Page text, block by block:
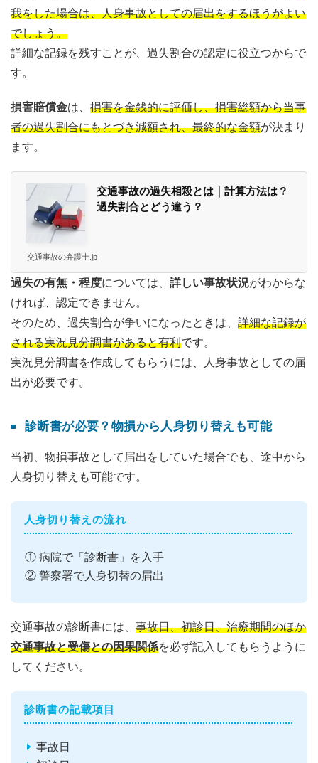
我をした場合は、人身事故としての届出をするほうがよい
でしょう。
詳細な記録を残すことが、過失割合の認定に役立つからで
す。
損害賠償金は、 損害を金銭的に評価し、損害総額から当事
者の過失割合にもとづき減額され、最終的な金額が決まり
ます。
交通事故の過失相殺とは｜計算方法は？
過失割合とどう違う？
交通事故の弁護士.jp
過失の有無・程度については、 詳しい事故状況がわからな
ければ、認定できません。
そのため、過失割合が争いになったときは、 詳細な記録が
される実況見分調書があると有利です。
実況見分調書を作成してもらうには、人身事故としての届
出が必要です。
診断書が必要？物損から人身切り替えも可能
当初、物損事故として届出をしていた場合でも、途中から
人身切り替えも可能です。
人身切り替えの流れ
① 病院で「診断書」を入手
② 警察署で人身切替の届出
交通事故の診断書には、 事故日、初診日、治療期間のほか
交通事故と受傷との因果関係を必ず記入してもらうように
してください。
診断書の記載項目
事故日